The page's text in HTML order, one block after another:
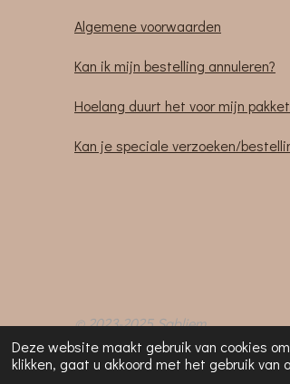
Deze website maakt gebruik van cookies
klikken, gaat u akkoord met het gebruik van
Algemene voorwaarden
Kan ik mijn bestelling annuleren?
Hoelang duurt het voor mijn
Kan je speciale verzoeken/
© 2023-2025 Sabliem